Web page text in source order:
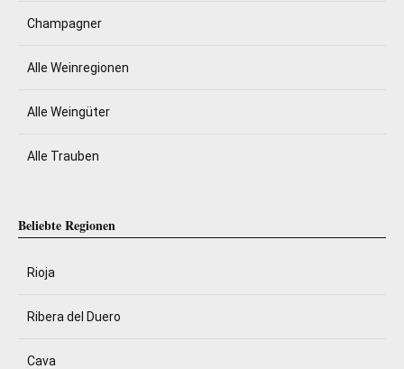
Champagner
Alle Weinregionen
Alle Weingüter
Alle Trauben
Beliebte Regionen
Rioja
Ribera del Duero
Cava